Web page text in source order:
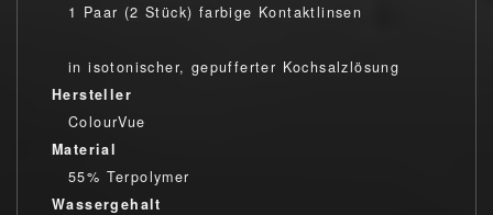
1 Paar (2 Stück) farbige Kontaktlinsen
in isotonischer, gepufferter Kochsalzlösung
Hersteller
ColourVue
Material
55% Terpolymer
Wassergehalt